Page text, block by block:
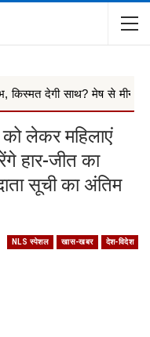
साथ? मेष से मीन तक 12 ...
लेकर महिलाएं
हार-जीत का
सूची का अंतिम
NLS स्पेशल खास-खबर देश-विदेश